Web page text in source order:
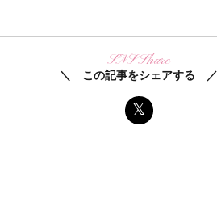
SNS Share
＼ この記事をシェアする ／